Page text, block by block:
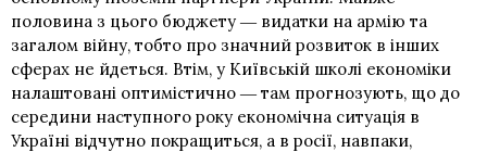
половина з цього бюджету ― видатки на армію та
загалом війну, тобто про значний розвиток в інших
сферах не йдеться. Втім, у Київській школі економіки
налаштовані оптимістично ― там прогнозують, що до
середини наступного року економічна ситуація в
Україні відчутно покращиться, а в росії, навпаки,